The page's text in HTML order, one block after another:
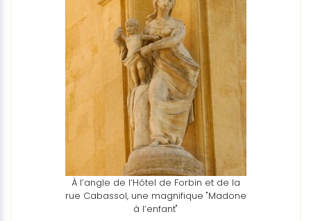
À l’angle de l’Hôtel de Forbin et de la
rue Cabassol, une magnifique "Madone
à l’enfant"